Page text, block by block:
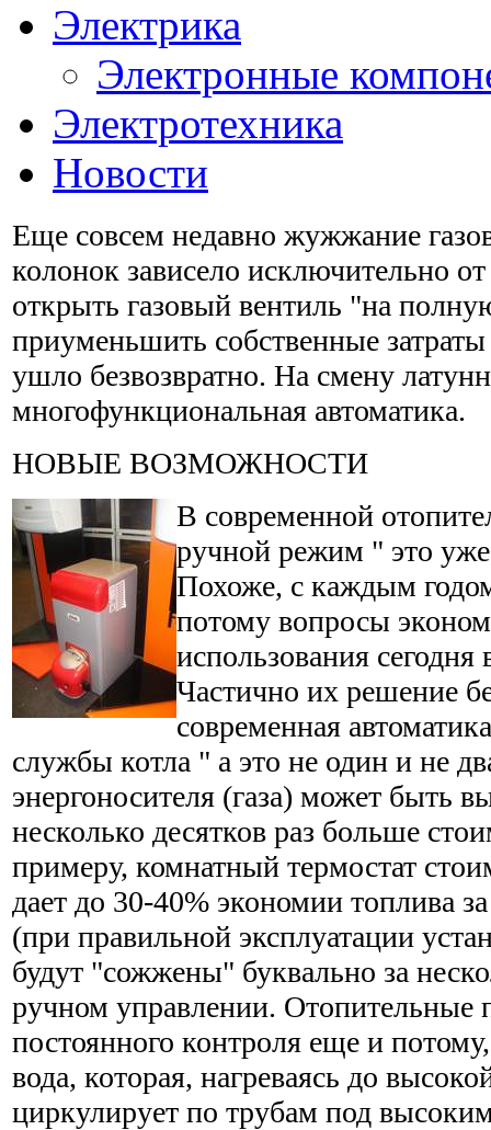
Электрика
Электронные
Электротехника
Новости
Еще совсем недавно жужжание
колонок зависело исключительно
открыть газовый вентиль "на
приуменьшить собственные
ушло безвозвратно. На смену
многофункциональная автоматика.
НОВЫЕ ВОЗМОЖНОСТИ
В современной
ручной режим " это
Похоже, с каждым
потому вопросы
использования
Частично их решение
современная
службы котла " а это не один и не
энергоносителя (газа) может быть
несколько десятков раз больше
примеру, комнатный термостат
дает до 30-40% экономии топлива
(при правильной эксплуатации
будут "сожжены" буквально за
ручном управлении. Отопительные
постоянного контроля еще и
вода, которая, нагреваясь до
циркулирует по трубам под